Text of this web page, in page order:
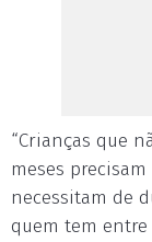
“Crianças que
meses
necessitam de
quem tem entre